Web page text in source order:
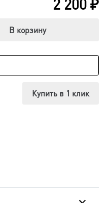
2 200₽
В корзину
Купить в 1 клик